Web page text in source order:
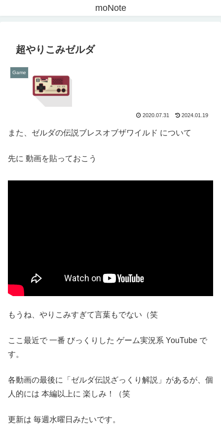
moNote
超やりこみゼルダ
Game
2020.07.31 2024.01.19
また、ゼルダの伝説ブレスオブザワイルド について
先に 動画を貼っておこう
もうね、やりこみすぎて言葉もでない（笑
ここ最近で 一番 びっくりした ゲーム実況系 YouTube で
す。
各動画の最後に「ゼルダ伝説ざっくり解説」があるが、個
人的には 本編以上に 楽しみ！（笑
更新は 毎週水曜日みたいです。